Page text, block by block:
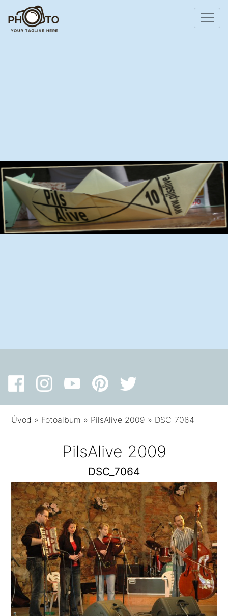
Úvod » Fotoalbum » PilsAlive 2009 » DSC_7064
PilsAlive 2009
DSC_7064